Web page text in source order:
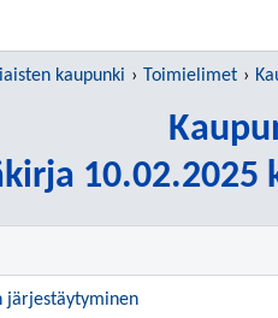
kaupunki Toimielimet
10.02.2025
järjestäytyminen